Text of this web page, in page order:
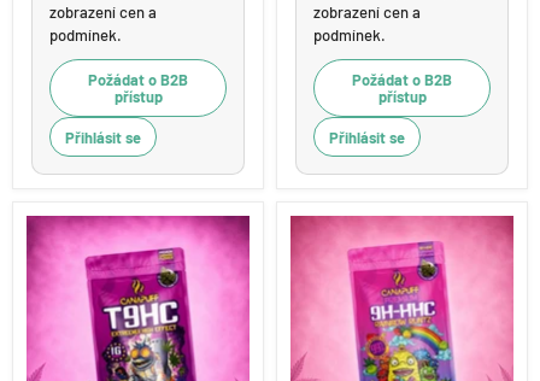
zobrazení cen a
podmínek.
Požádat o B2B
přístup
Přihlásit se
zobrazení cen a
podmínek.
Požádat o B2B
přístup
Přihlásit se